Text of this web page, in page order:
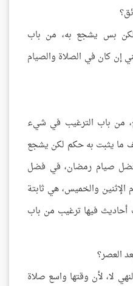
بس يشجع به، من باب
إن كان في الصلاة والصيام
من باب الترغيب في شيء
ما يثبت به حكم لكن يشجع
صيام رمضان، في فضل
والخميس، هي ثابتة
أحاديث فيها ترغيب من باب
العصر؟
لا، لأن وقتها واسع صلاة